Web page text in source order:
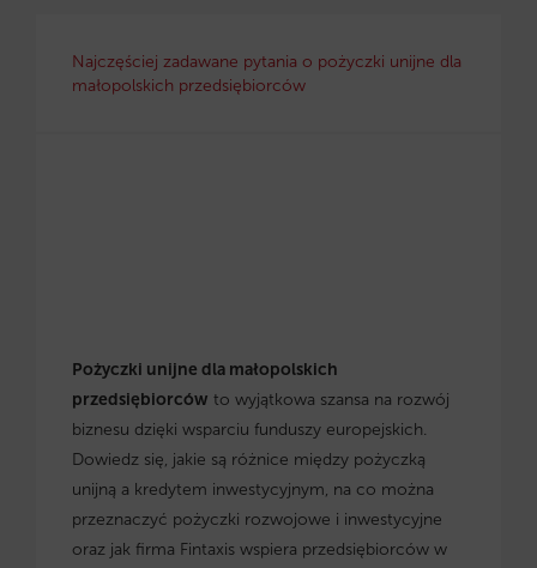
Najczęściej zadawane pytania o pożyczki unijne dla
małopolskich przedsiębiorców
Pożyczki unijne dla małopolskich
przedsiębiorców to wyjątkowa szansa na rozwój
biznesu dzięki wsparciu funduszy europejskich.
Dowiedz się, jakie są różnice między pożyczką
unijną a kredytem inwestycyjnym, na co można
przeznaczyć pożyczki rozwojowe i inwestycyjne
oraz jak firma Fintaxis wspiera przedsiębiorców w